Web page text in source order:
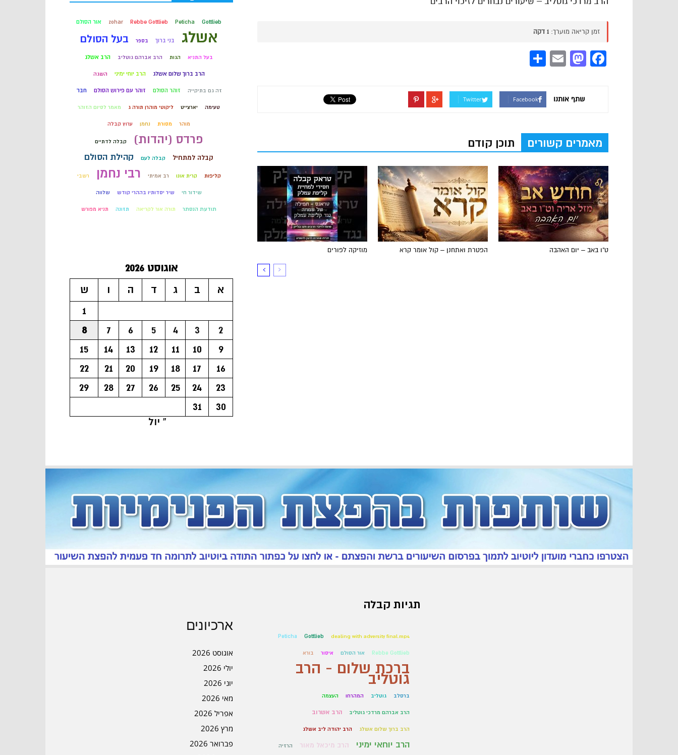
זמן קריאה מוערך: 1 דקה
Facebook
Mastodon
Email
שתף אותנו Facebook
Twitter
מאמרים קשורים תוכן קודם
מוזיקה לפורים הפטרת ואתחנן – קול אומר קרא ט"ו באב – יום האהבה
Gottlieb
Peticha
Rebbe Gottlieb
zohar אור הסולם
אשלג בני ברוך בספר בעל הסולם
בעל התניא הגות הרב אברהם גוטליב הרב אשלג
הרב ברוך שלום אשלג הרב יוחי ימיני השגה
זה גם בתיקייה זוהר הסולם זוהר עם פירוש הסולם חבד
טעימה יארצייט ליקוטי מוהרן תורה ג מאמר לסיום הזוהר
מוהר מסורת נחמן ערוץ קבלה
פרדס (יהדות) קבלה לדתיים
קבלה למתחיל קבלה לעם קהילת הסולם
קליפות קרית אונו רב אמיתי רבי נחמן רשבי
שידור חי שיר יסדותיו בההרי קודש שלווה
תודעת הנסתר תורה אור לקריאה תזונה תניא מפורש
אוגוסט 2026
א
ב ג ד ה ו
ש
1
2
3
4
5
6
7
8
9
10
11
12
13
14
15
16
17
18
19
20
21
22
23
24
25
26
27
28
29
30
31
« יול
ארכיונים
אוגוסט 2026
יולי 2026
יוני 2026
מאי 2026
אפריל 2026
מרץ 2026
פברואר 2026
תגיות קבלה
dealing with adversity final.mp4
Gottlieb
Peticha
Rebbe Gottlieb אור הסולם איסור בורא
ברכת שלום - הרב
גוטליב
ברסלב גוטליב המהרחו העצמה
הרב אברהם מרדכי גוטליב הרב אשרוב
הרב ברוך שלום אשלג הרב יהודה ליב אשלג
הרב יוחאי ימיני הרב מיכאל מאור הרזיה